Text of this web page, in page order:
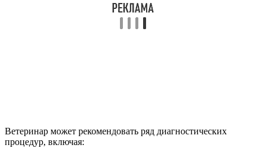
Ветеринар может рекомендовать ряд диагностических
процедур, включая: